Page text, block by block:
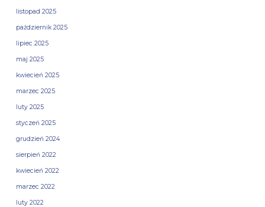
listopad 2025
październik 2025
lipiec 2025
maj 2025
kwiecień 2025
marzec 2025
luty 2025
styczeń 2025
grudzień 2024
sierpień 2022
kwiecień 2022
marzec 2022
luty 2022